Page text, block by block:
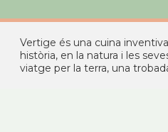
Vertige és una cuina
història, en la natura i les
viatge per la terra, una